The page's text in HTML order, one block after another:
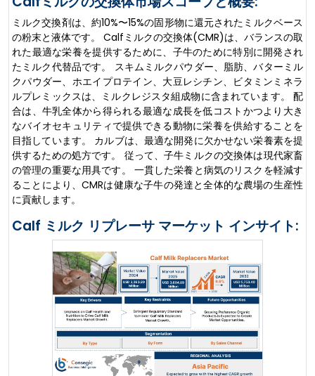
ミルク交換剤は、約10%〜15%の固形物に還元されたミルクベース
の粉末と液体です。 Calfミルクの交換体(CMR)は、バランスの取
れた最適な栄養を提供するために、子牛のために特別に開発され
たミルク代替品です。 スキムミルクパウダー、脂肪、バターミル
クパウダー、ホエイプロテイン、大豆レシチン、ビタミンミネラ
ルプレミックスは、ミルクレジスタ組成物に含まれています。 配
合は、牛乳全体から得られる最適な成長を低コストかつより大き
なバイオセキュリティで提供できる動物に栄養を供給することを
目指しています。 カルブは、最適な開発に欠かせない栄養素を提
供するための処方です。 従って、子牛ミルクの交換体は現代家畜
の管理の重要な用具です。 一貫した栄養と病気のリスクを軽減す
ることにより、CMRは健康な子牛の発達と全体的な農場の生産性
に貢献します。
Calf ミルク リプレーサ マーケット インサイト: